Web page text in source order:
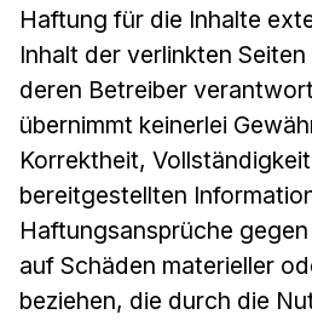
Haftung für die Inhalte
Inhalt der verlinkten
deren Betreiber
übernimmt keinerlei
Korrektheit,
bereitgestellten
Haftungsansprüche
auf Schäden materieller
beziehen, die durch die